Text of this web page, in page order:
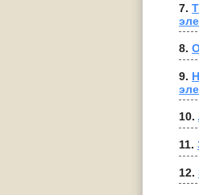
7.
8.
9.
10.
11.
12.